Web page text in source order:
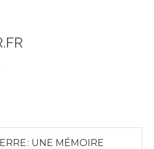
: UNE MÉMOIRE